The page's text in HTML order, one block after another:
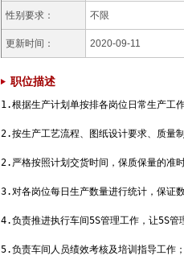
性别要求： 不限
更新时间： 2020-09-11
职位描述
1.根据生产计划单按排各岗位日常生产工
2.按生产工艺流程、图纸设计要求、质量
2.严格按照计划交货时间，保质保量的准
3.对各岗位每日生产数量进行统计，保证
4.负责推进执行车间5S管理工作，让5S管
5.负责车间人员绩效考核及培训指导工作